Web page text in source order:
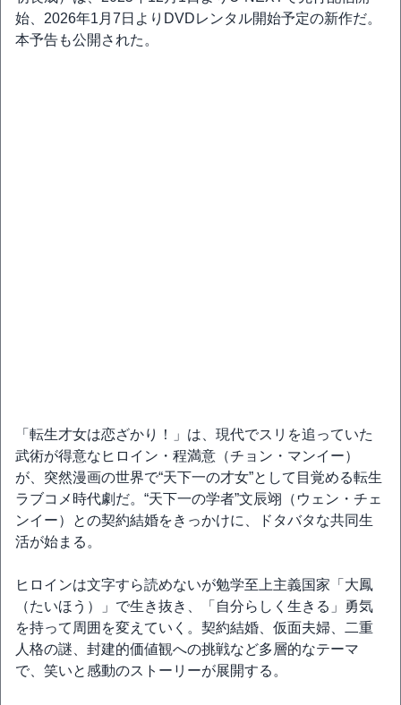
始、2026年1月7日よりDVDレンタル開始予定の新作だ。
本予告も公開された。
「転生才女は恋ざかり！」は、現代でスリを追っていた
武術が得意なヒロイン・程満意（チョン・マンイー）
が、突然漫画の世界で“天下一の才女”として目覚める転生
ラブコメ時代劇だ。“天下一の学者”文辰翊（ウェン・チェ
ンイー）との契約結婚をきっかけに、ドタバタな共同生
活が始まる。
ヒロインは文字すら読めないが勉学至上主義国家「大鳳
（たいほう）」で生き抜き、「自分らしく生きる」勇気
を持って周囲を変えていく。契約結婚、仮面夫婦、二重
人格の謎、封建的価値観への挑戦など多層的なテーマ
で、笑いと感動のストーリーが展開する。